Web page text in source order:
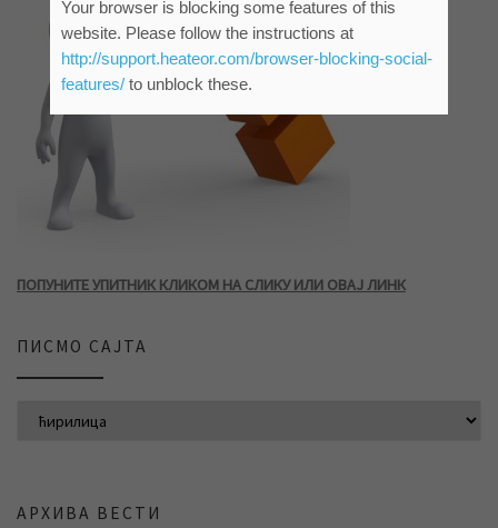
ПОПУНИТЕ УПИТНИК КЛИКОМ НА СЛИКУ ИЛИ ОВАЈ ЛИНК
ПИСМО САЈТА
АРХИВА ВЕСТИ
Your browser is blocking some features of this
website. Please follow the instructions at
http://support.heateor.com/browser-blocking-social-
features/to unblock these.